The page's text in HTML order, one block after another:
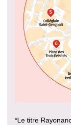
*Le titre